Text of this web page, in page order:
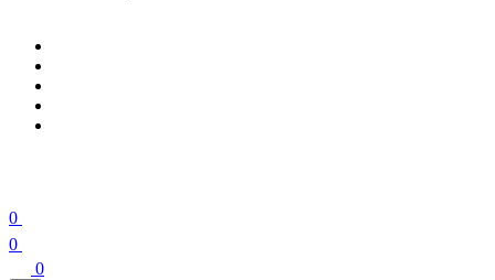
0
0
0